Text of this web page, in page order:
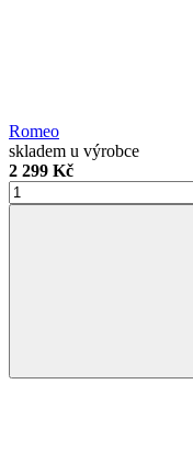
Romeo
skladem u výrobce
2 299 Kč